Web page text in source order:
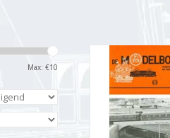
Max: €10
De
Jahrgang "De
Ausgabe :
ZUM